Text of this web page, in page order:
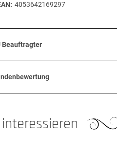
4053642169297
Beauftragter